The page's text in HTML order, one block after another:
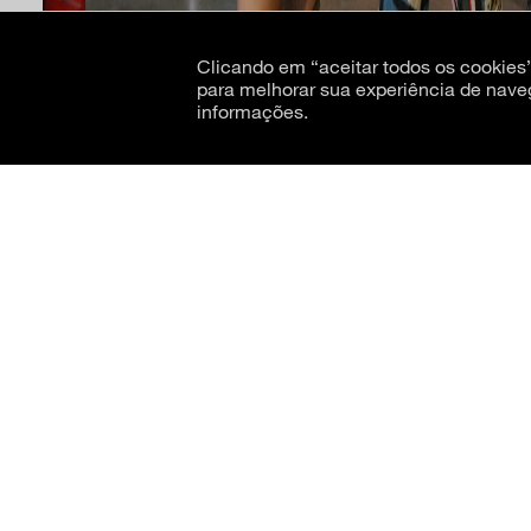
CNPJ: 62.520.218/0001-24Razão social: Museu de Arte Moderna de São Paulo
Clicando em “aceitar todos os
para melhorar sua experiência de
informações.